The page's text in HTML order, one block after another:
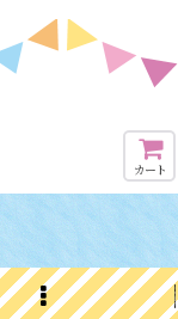
カート